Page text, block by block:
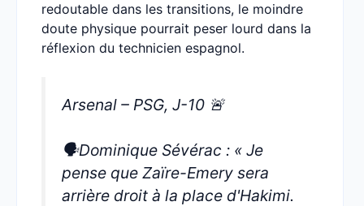
redoutable dans les transitions, le moindre
doute physique pourrait peser lourd dans la
réflexion du technicien espagnol.
Arsenal – PSG, J-10 🚨
🗣️Dominique Sévérac : « Je
pense que Zaïre-Emery sera
arrière droit à la place d'Hakimi.